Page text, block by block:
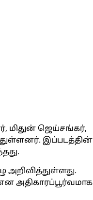
மிதுன் ஜெய்சங்கர்,
இப்படத்தின்
அறிவித்துள்ளது.
அதிகாரப்பூர்வமாக